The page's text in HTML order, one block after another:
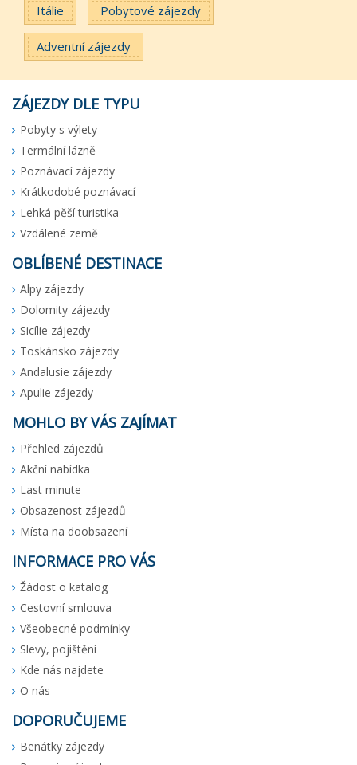
Itálie Pobytové zájezdy
Adventní zájezdy
ZÁJEZDY DLE TYPU
Pobyty s výlety
Termální lázně
Poznávací zájezdy
Krátkodobé poznávací
Lehká pěší turistika
Vzdálené země
OBLÍBENÉ DESTINACE
Alpy zájezdy
Dolomity zájezdy
Sicílie zájezdy
Toskánsko zájezdy
Andalusie zájezdy
Apulie zájezdy
MOHLO BY VÁS ZAJÍMAT
Přehled zájezdů
Akční nabídka
Last minute
Obsazenost zájezdů
Místa na doobsazení
INFORMACE PRO VÁS
Žádost o katalog
Cestovní smlouva
Všeobecné podmínky
Slevy, pojištění
Kde nás najdete
O nás
DOPORUČUJEME
Benátky zájezdy